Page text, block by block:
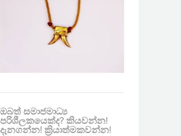
ඔබත් සමාජමාධ්‍ය
පරිශීලකයෙක්ද? කියවන්න!
දැනගන්න! ක්‍රියාත්මකවන්න!